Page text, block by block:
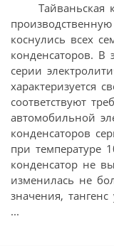
Тайваньская
коснулись всех
конденсаторов. В
серии
характеризуется
соответствуют
автомобильной
конденсаторов
при температуре
конденсатор не
изменилась не
значения,
...